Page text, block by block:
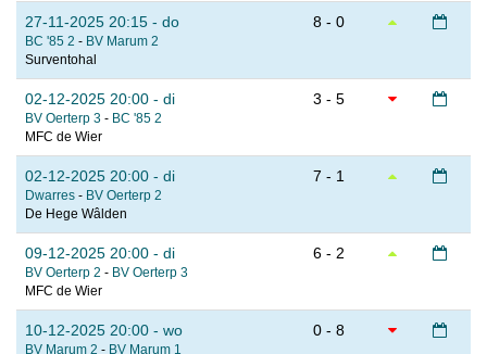
27-11-2025 20:15 - do
BC '85 2 - BV Marum 2
Surventohal
8 - 0
02-12-2025 20:00 - di
BV Oerterp 3 - BC '85 2
MFC de Wier
3 - 5
02-12-2025 20:00 - di
Dwarres - BV Oerterp 2
De Hege Wâlden
7 - 1
09-12-2025 20:00 - di
BV Oerterp 2 - BV Oerterp 3
MFC de Wier
6 - 2
10-12-2025 20:00 - wo
BV Marum 2 - BV Marum 1
0 - 8